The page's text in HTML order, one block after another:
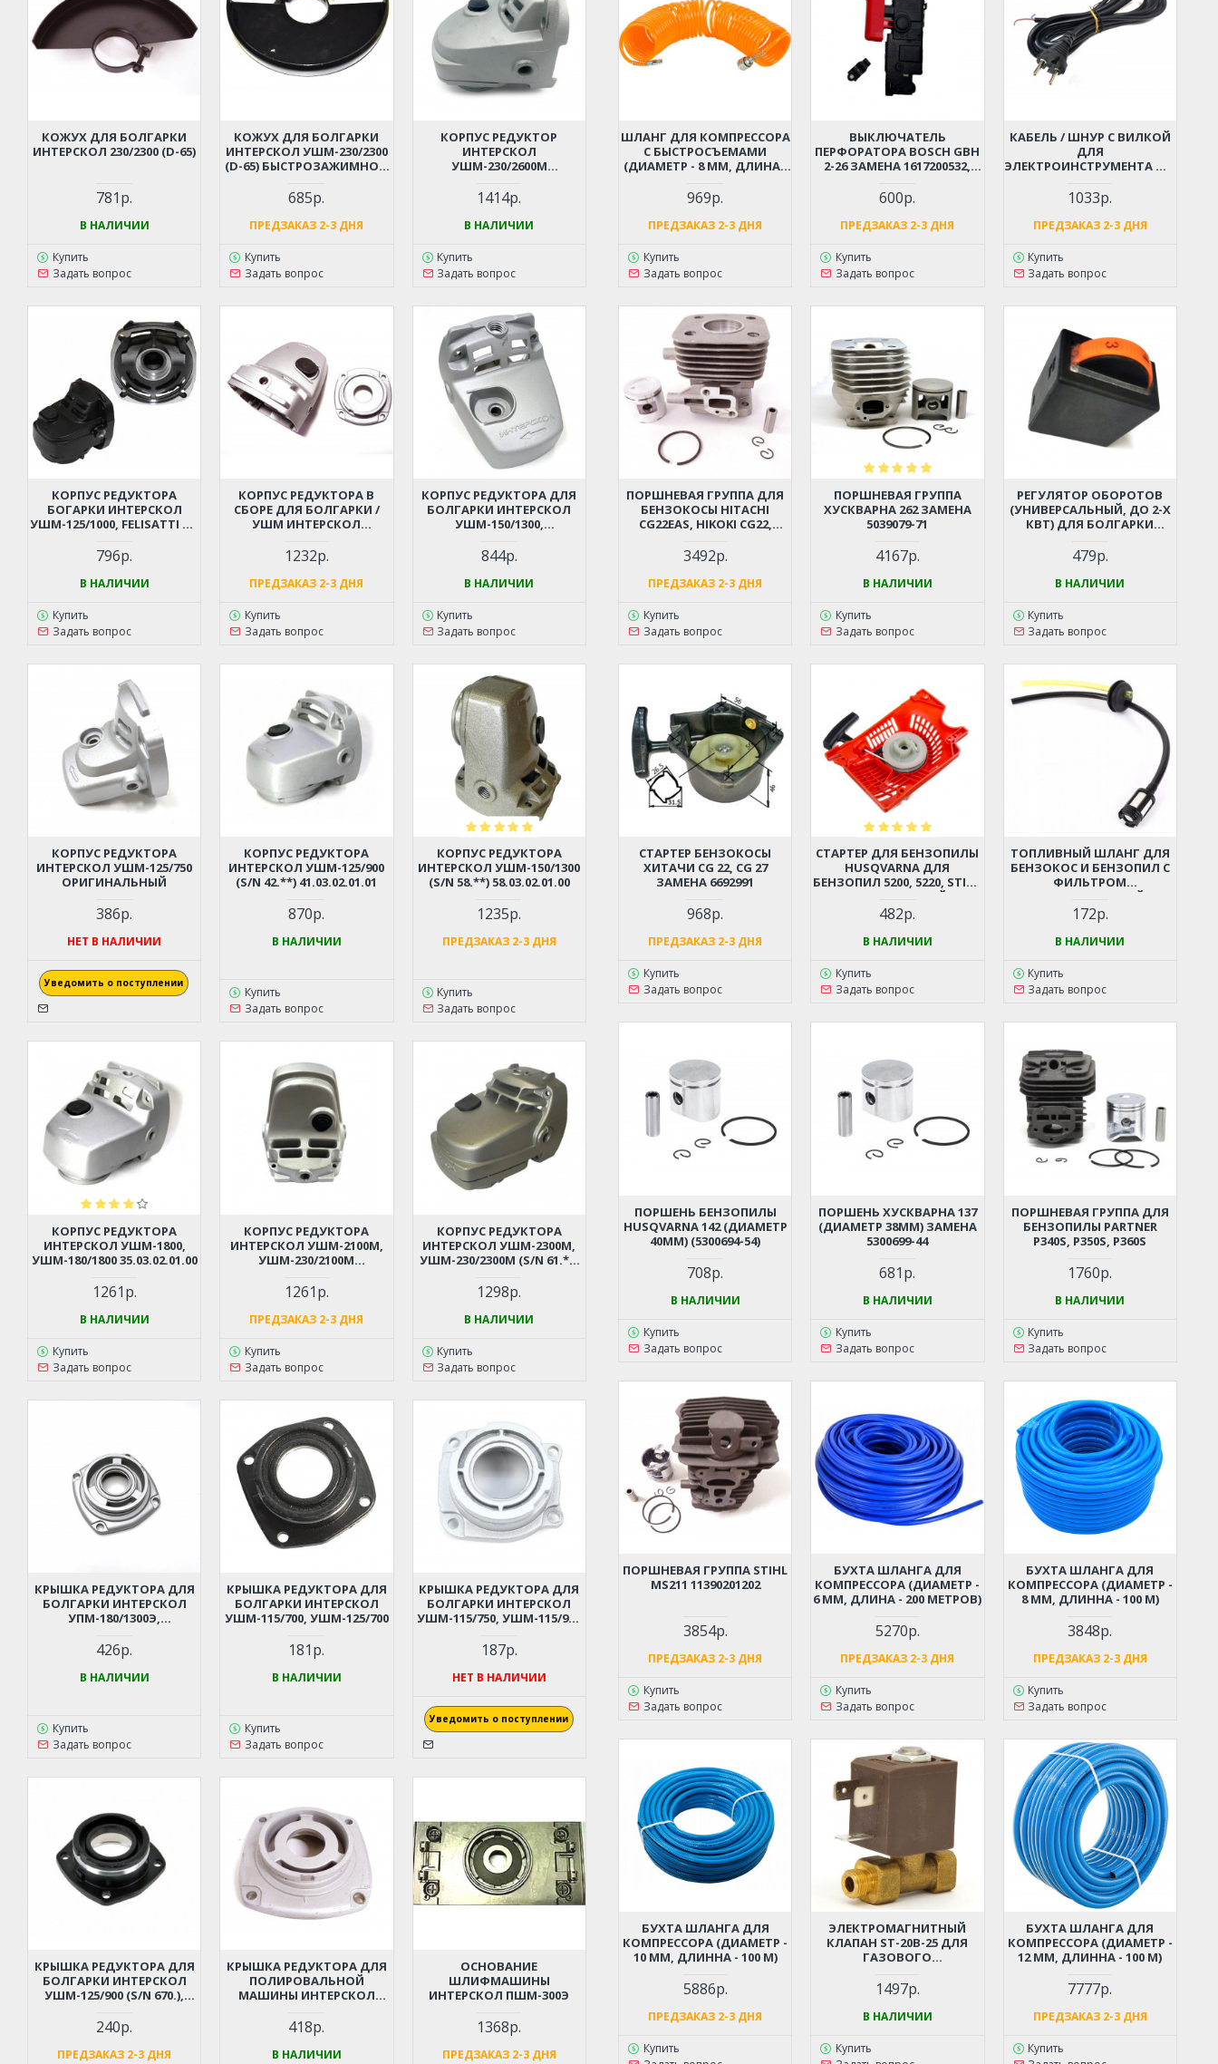
КОЖУХ ДЛЯ БОЛГАРКИ
ИНТЕРСКОЛ 230/2300 (D-65)
781р.
В НАЛИЧИИ
Купить
Задать вопрос
КОЖУХ ДЛЯ БОЛГАРКИ
ИНТЕРСКОЛ УШМ-230/2300
(D-65) БЫСТРОЗАЖИМНОЙ
685р.
ПРЕДЗАКАЗ 2-3 ДНЯ
Купить
Задать вопрос
КОРПУС РЕДУКТОР
ИНТЕРСКОЛ
УШМ-230/2600М
1414р.
В НАЛИЧИИ
Купить
Задать вопрос
КОРПУС РЕДУКТОРА
БОГАРКИ ИНТЕРСКОЛ
УШМ-125/1000, FELISATTI AG
796р.
В НАЛИЧИИ
Купить
Задать вопрос
КОРПУС РЕДУКТОРА В
СБОРЕ ДЛЯ БОЛГАРКИ /
УШМ ИНТЕРСКОЛ
УШМ-1800М
1232р.
ПРЕДЗАКАЗ 2-3 ДНЯ
Купить
Задать вопрос
КОРПУС РЕДУКТОРА ДЛЯ
БОЛГАРКИ ИНТЕРСКОЛ
УШМ-150/1300,
844р.
В НАЛИЧИИ
Купить
Задать вопрос
КОРПУС РЕДУКТОРА
ИНТЕРСКОЛ УШМ-125/750
ОРИГИНАЛЬНЫЙ
386р.
НЕТ В НАЛИЧИИ
Уведомить о поступлении
КОРПУС РЕДУКТОРА
ИНТЕРСКОЛ УШМ-125/900
(S/N 42.**) 41.03.02.01.01
870р.
В НАЛИЧИИ
Купить
Задать вопрос
КОРПУС РЕДУКТОРА
ИНТЕРСКОЛ УШМ-150/1300
(S/N 58.**) 58.03.02.01.00
1235р.
ПРЕДЗАКАЗ 2-3 ДНЯ
Купить
Задать вопрос
КОРПУС РЕДУКТОРА
ИНТЕРСКОЛ УШМ-1800,
УШМ-180/1800 35.03.02.01.00
1261р.
В НАЛИЧИИ
Купить
Задать вопрос
КОРПУС РЕДУКТОРА
ИНТЕРСКОЛ УШМ-2100М,
УШМ-230/2100М
1261р.
ПРЕДЗАКАЗ 2-3 ДНЯ
Купить
Задать вопрос
КОРПУС РЕДУКТОРА
ИНТЕРСКОЛ УШМ-2300М,
УШМ-230/2300М (S/N 61.**)
1298р.
В НАЛИЧИИ
Купить
Задать вопрос
КРЫШКА РЕДУКТОРА ДЛЯ
БОЛГАРКИ ИНТЕРСКОЛ
УПМ-180/1300Э,
426р.
В НАЛИЧИИ
Купить
Задать вопрос
КРЫШКА РЕДУКТОРА ДЛЯ
БОЛГАРКИ ИНТЕРСКОЛ
УШМ-115/700, УШМ-125/700
181р.
В НАЛИЧИИ
Купить
Задать вопрос
КРЫШКА РЕДУКТОРА ДЛЯ
БОЛГАРКИ ИНТЕРСКОЛ
УШМ-115/750, УШМ-115/900
187р.
НЕТ В НАЛИЧИИ
Уведомить о поступлении
КРЫШКА РЕДУКТОРА ДЛЯ
БОЛГАРКИ ИНТЕРСКОЛ
УШМ-125/900 (S/N 670.),
(S/N 529.)
240р.
ПРЕДЗАКАЗ 2-3 ДНЯ
КРЫШКА РЕДУКТОРА ДЛЯ
ПОЛИРОВАЛЬНОЙ
МАШИНЫ ИНТЕРСКОЛ
418р.
В НАЛИЧИИ
ОСНОВАНИЕ
ШЛИФМАШИНЫ
ИНТЕРСКОЛ ПШМ-300Э
1368р.
ПРЕДЗАКАЗ 2-3 ДНЯ
ШЛАНГ ДЛЯ КОМПРЕССОРА
С БЫСТРОСЪЕМАМИ
(ДИАМЕТР - 8 ММ, ДЛИНА -
969р.
ПРЕДЗАКАЗ 2-3 ДНЯ
Купить
Задать вопрос
ВЫКЛЮЧАТЕЛЬ
ПЕРФОРАТОРА BOSCH GBH
2-26 ЗАМЕНА 1617200532,
600р.
ПРЕДЗАКАЗ 2-3 ДНЯ
Купить
Задать вопрос
КАБЕЛЬ / ШНУР С ВИЛКОЙ
ДЛЯ
ЭЛЕКТРОИНСТРУМЕНТА ДО
МОРОЗОСТОЙКИЙ,
МЯГКИЙ, ИЗНОСОСТОЙКАЯ
РЕЗИНА
1033р.
ПРЕДЗАКАЗ 2-3 ДНЯ
Купить
Задать вопрос
ПОРШНЕВАЯ ГРУППА ДЛЯ
БЕНЗОКОСЫ HITACHI
CG22EAS, HIKOKI CG22,
6696531)
3492р.
ПРЕДЗАКАЗ 2-3 ДНЯ
Купить
Задать вопрос
ПОРШНЕВАЯ ГРУППА
ХУСКВАРНА 262 ЗАМЕНА
5039079-71
4167р.
В НАЛИЧИИ
Купить
Задать вопрос
РЕГУЛЯТОР ОБОРОТОВ
(УНИВЕРСАЛЬНЫЙ, ДО 2-Х
КВТ) ДЛЯ БОЛГАРКИ
ЭЛЕКТРОПИЛЫ,
ПЕРФОРАТОРА, ДРЕЛИ И
ПР.
479р.
В НАЛИЧИИ
Купить
Задать вопрос
СТАРТЕР БЕНЗОКОСЫ
ХИТАЧИ CG 22, CG 27
ЗАМЕНА 6692991
968р.
ПРЕДЗАКАЗ 2-3 ДНЯ
Купить
Задать вопрос
СТАРТЕР ДЛЯ БЕНЗОПИЛЫ
HUSQVARNA ДЛЯ
БЕНЗОПИЛ 5200, 5220, STIHL
362, 440 И ДР. (КИТАЙСКИЕ
БЕНЗОПИЛЫ 45-52СМ3,
ЦЫГАНКА)
482р.
В НАЛИЧИИ
Купить
Задать вопрос
ТОПЛИВНЫЙ ШЛАНГ ДЛЯ
БЕНЗОКОС И БЕНЗОПИЛ С
ФИЛЬТРОМ
(УНИВЕРСАЛЬНЫЙ)
172р.
В НАЛИЧИИ
Купить
Задать вопрос
ПОРШЕНЬ БЕНЗОПИЛЫ
HUSQVARNA 142 (ДИАМЕТР
40ММ) (5300694-54)
708р.
В НАЛИЧИИ
Купить
Задать вопрос
ПОРШЕНЬ ХУСКВАРНА 137
(ДИАМЕТР 38ММ) ЗАМЕНА
5300699-44
681р.
В НАЛИЧИИ
Купить
Задать вопрос
ПОРШНЕВАЯ ГРУППА ДЛЯ
БЕНЗОПИЛЫ PARTNER
P340S, P350S, P360S
1760р.
В НАЛИЧИИ
Купить
Задать вопрос
ПОРШНЕВАЯ ГРУППА STIHL
MS211 11390201202
3854р.
ПРЕДЗАКАЗ 2-3 ДНЯ
Купить
Задать вопрос
БУХТА ШЛАНГА ДЛЯ
КОМПРЕССОРА (ДИАМЕТР -
6 ММ, ДЛИНА - 200 МЕТРОВ)
5270р.
ПРЕДЗАКАЗ 2-3 ДНЯ
Купить
Задать вопрос
БУХТА ШЛАНГА ДЛЯ
КОМПРЕССОРА (ДИАМЕТР -
8 ММ, ДЛИННА - 100 М)
3848р.
ПРЕДЗАКАЗ 2-3 ДНЯ
Купить
Задать вопрос
БУХТА ШЛАНГА ДЛЯ
КОМПРЕССОРА (ДИАМЕТР -
10 ММ, ДЛИННА - 100 М)
5886р.
ПРЕДЗАКАЗ 2-3 ДНЯ
Купить
ЭЛЕКТРОМАГНИТНЫЙ
КЛАПАН ST-20B-25 ДЛЯ
ГАЗОВОГО
ГАЗОВЫХ ПУШЕК
1497р.
В НАЛИЧИИ
Купить
БУХТА ШЛАНГА ДЛЯ
КОМПРЕССОРА (ДИАМЕТР -
12 ММ, ДЛИННА - 100 М)
7777р.
ПРЕДЗАКАЗ 2-3 ДНЯ
Купить